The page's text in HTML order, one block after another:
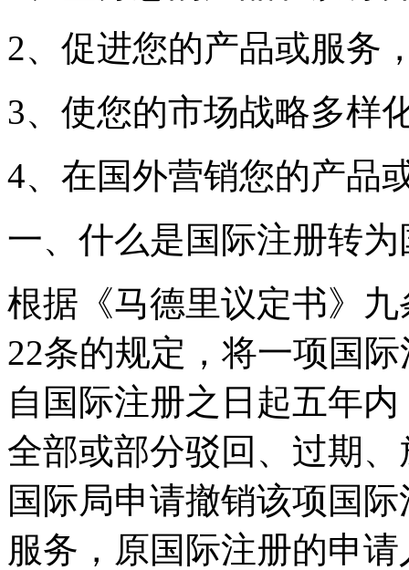
2、促进您的产品或服务
3、使您的市场战略多样
4、在国外营销您的产品
一、什么是国际注册转
根据《马德里议定书》
22条的规定，将一项国
自国际注册之日起五年
全部或部分驳回、过期
国际局申请撤销该项国
服务，原国际注册的申